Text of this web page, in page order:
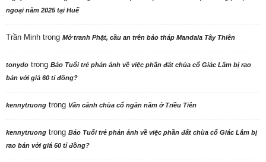
ngoại năm 2025 tại Huế
Trần Minh trong Mở tranh Phật, cầu an trên bảo tháp Mandala Tây Thiên
tonydo trong Báo Tuổi trẻ phản ảnh về việc phần đất chùa cổ Giác Lâm bị rao
bán với giá 60 tỉ đồng?
kennytruong trong Vãn cảnh chùa cổ ngàn năm ở Triều Tiên
kennytruong trong Báo Tuổi trẻ phản ảnh về việc phần đất chùa cổ Giác Lâm bị
rao bán với giá 60 tỉ đồng?